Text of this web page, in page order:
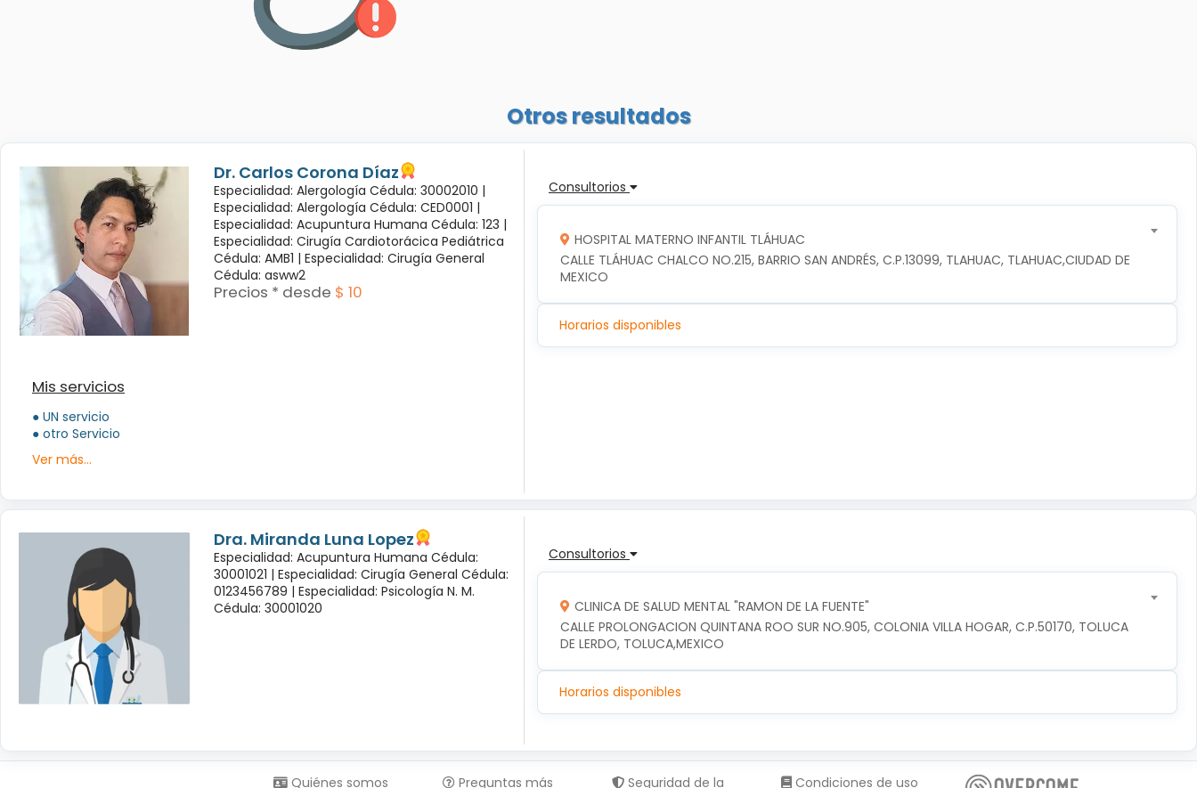
Otros resultados
Dr. Carlos Corona Díaz
Especialidad: Alergología Cédula: 30002010 |
Especialidad: Alergología Cédula: CED0001 |
Especialidad: Acupuntura Humana Cédula: 123 |
Especialidad: Cirugía Cardiotorácica Pediátrica
Cédula: AMB1 | Especialidad: Cirugía General
Cédula: asww2
Precios * desde $ 10
Mis servicios
● UN servicio
● otro Servicio
Ver más...
Consultorios
HOSPITAL MATERNO INFANTIL TLÁHUAC
CALLE TLÁHUAC CHALCO NO.215, BARRIO SAN ANDRÉS, C.P.13099, TLAHUAC, TLAHUAC,CIUDAD DE
MEXICO
Horarios disponibles
Dra. Miranda Luna Lopez
Especialidad: Acupuntura Humana Cédula:
30001021 | Especialidad: Cirugía General Cédula:
0123456789 | Especialidad: Psicología N. M.
Cédula: 30001020
Consultorios
CLINICA DE SALUD MENTAL "RAMON DE LA FUENTE"
CALLE PROLONGACION QUINTANA ROO SUR NO.905, COLONIA VILLA HOGAR, C.P.50170, TOLUCA
DE LERDO, TOLUCA,MEXICO
Horarios disponibles
Quiénes somos Preguntas más Seguridad de la Condiciones de uso